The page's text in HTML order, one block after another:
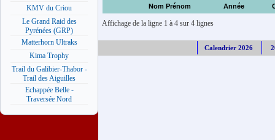
KMV du Criou
Le Grand Raid des
Pyrénées (GRP)
Matterhorn Ultraks
Kima Trophy
Trail du Galibier-Thabor -
Trail des Aiguilles
Echappée Belle -
Traversée Nord
Nom Prénom Année
Affichage de la ligne 1 à 4 sur 4 lignes
Calendrier 2026